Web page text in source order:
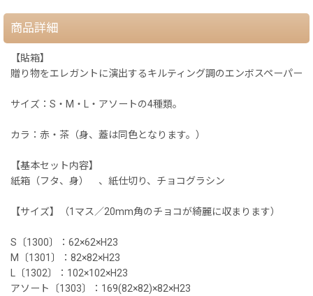
商品詳細
【貼箱】
贈り物をエレガントに演出するキルティング調のエンボスペーパー
サイズ：S・M・L・アソートの4種類。
カラ：赤・茶（身、蓋は同色となります。）
【基本セット内容】
紙箱（フタ、身） 、紙仕切り、チョコグラシン
【サイズ】（1マス／20mm角のチョコが綺麗に収まります）
S〔1300〕：62×62×H23
M〔1301〕：82×82×H23
L〔1302〕：102×102×H23
アソート〔1303〕：169(82×82)×82×H23